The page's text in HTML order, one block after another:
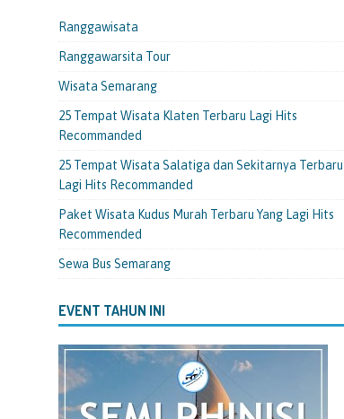
Ranggawisata
Ranggawarsita Tour
Wisata Semarang
25 Tempat Wisata Klaten Terbaru Lagi Hits
Recommanded
25 Tempat Wisata Salatiga dan Sekitarnya Terbaru
Lagi Hits Recommanded
Paket Wisata Kudus Murah Terbaru Yang Lagi Hits
Recommended
Sewa Bus Semarang
EVENT TAHUN INI